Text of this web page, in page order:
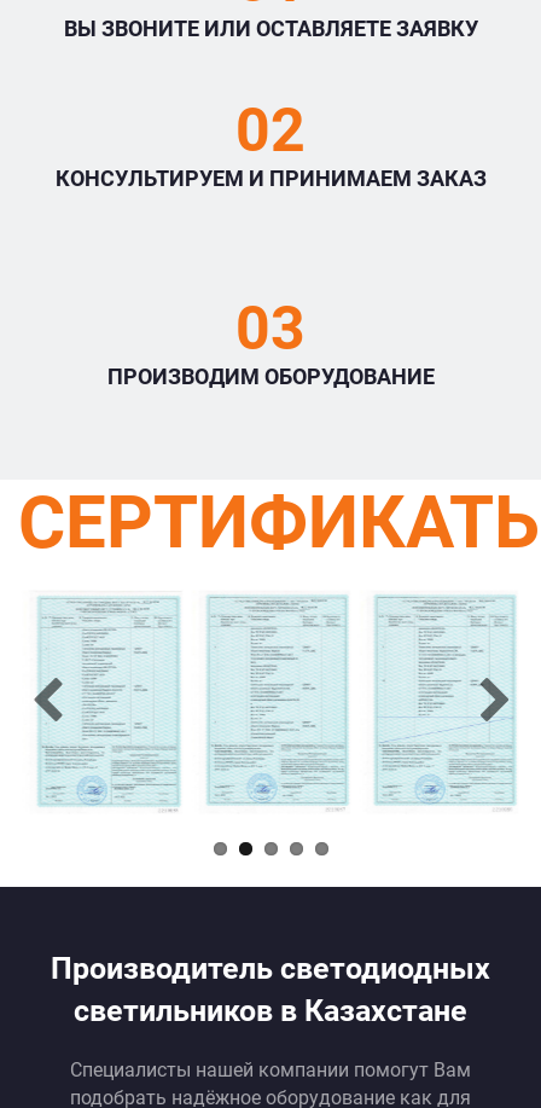
ВЫ ЗВОНИТЕ ИЛИ ОСТАВЛЯЕТЕ ЗАЯВКУ
02
КОНСУЛЬТИРУЕМ И ПРИНИМАЕМ ЗАКАЗ
03
ПРОИЗВОДИМ ОБОРУДОВАНИЕ
Производитель светодиодных
светильников в Казахстане
Специалисты нашей компании помогут Вам
подобрать надёжное оборудование как для